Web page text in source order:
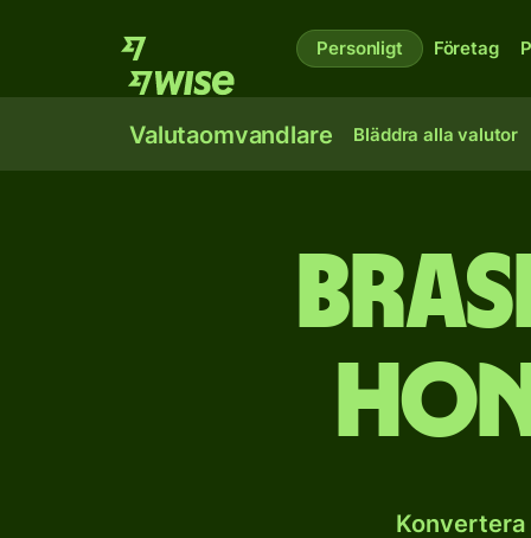
Personligt Företag
Valutaomvandlare Bläddra alla valutor